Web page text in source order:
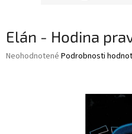
Elán - Hodina
Priemerné
Neohodnotené Podrobnosti